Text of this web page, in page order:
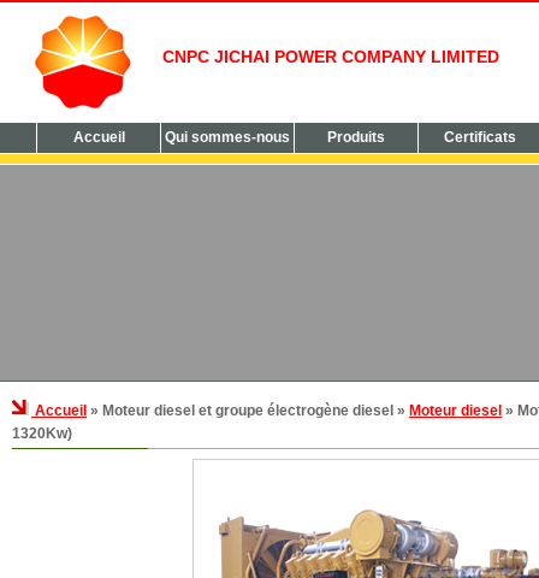
CNPC JICHAI POWER COMPANY LIMITED
Accueil Qui sommes-nous Produits Certificats
Accueil » Moteur diesel et groupe électrogène diesel » Moteur diesel »
1320Kw)